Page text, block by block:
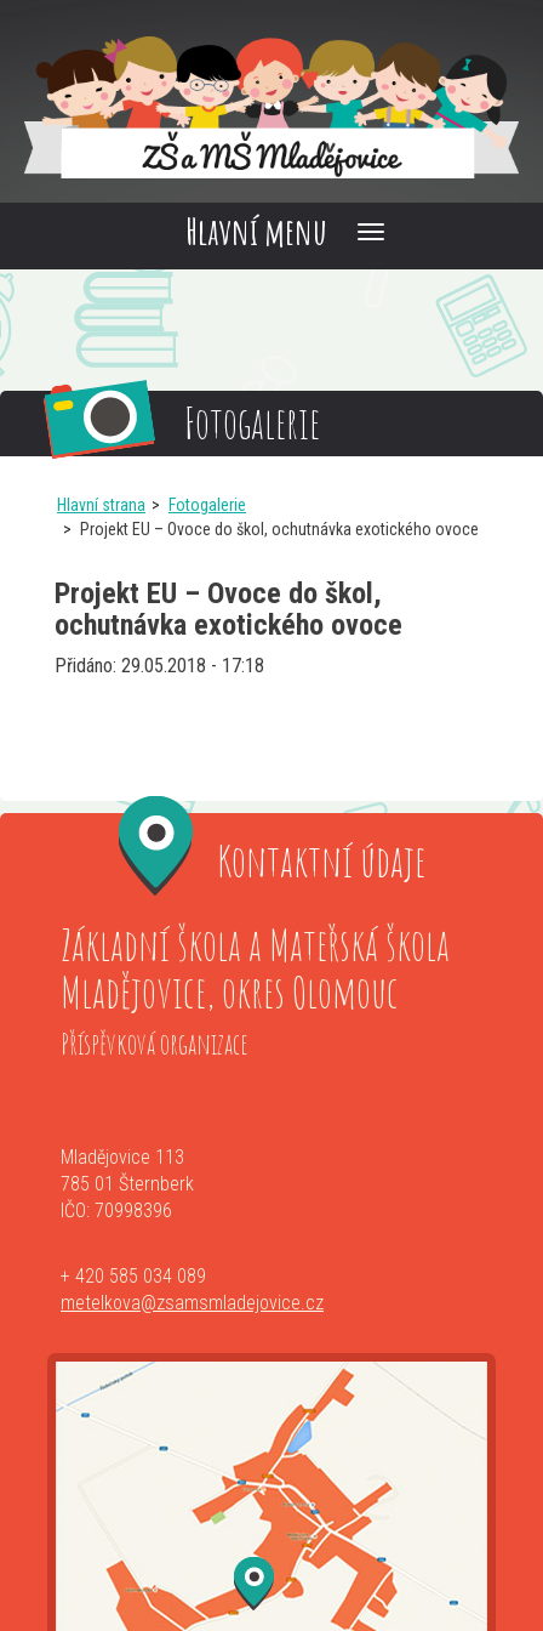
Hlavní menu
Fotogalerie
Hlavní strana
Fotogalerie
Projekt EU – Ovoce do škol, ochutnávka exotického ovoce
Projekt EU – Ovoce do škol,
ochutnávka exotického ovoce
Přidáno: 29.05.2018 - 17:18
Kontaktní údaje
Základní škola a Mateřská škola
Mladějovice, okres Olomouc
Příspěvková organizace
Mladějovice 113
785 01 Šternberk
IČO: 70998396
+ 420 585 034 089
metelkova@zsamsmladejovice.cz